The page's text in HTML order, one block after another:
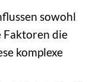
sowohl
Faktoren die
komplexe